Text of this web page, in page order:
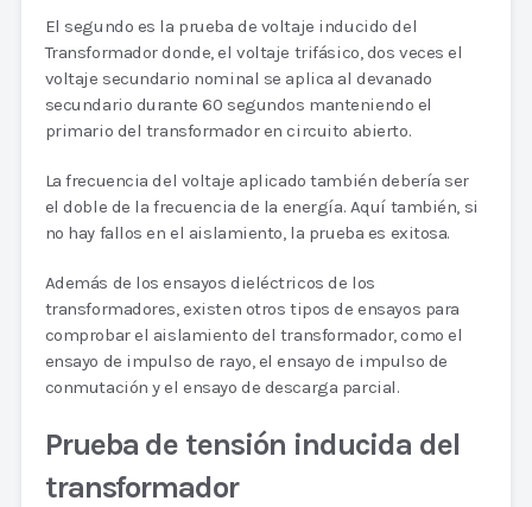
El segundo es la prueba de voltaje inducido del
Transformador donde, el voltaje trifásico, dos veces el
voltaje secundario nominal se aplica al devanado
secundario durante 60 segundos manteniendo el
primario del transformador en circuito abierto.
La frecuencia del voltaje aplicado también debería ser
el doble de la frecuencia de la energía. Aquí también, si
no hay fallos en el aislamiento, la prueba es exitosa.
Además de los ensayos dieléctricos de los
transformadores, existen otros tipos de ensayos para
comprobar el aislamiento del transformador, como el
ensayo de impulso de rayo, el ensayo de impulso de
conmutación y el ensayo de descarga parcial.
Prueba de tensión inducida del
transformador